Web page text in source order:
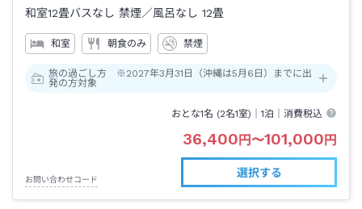
和室12畳バスなし 禁煙／風呂なし 12畳
和室 朝食のみ 禁煙
旅の過ごし方 ※2027年3月31日（沖縄は5月6日）までに出
発の方対象
おとな1名 (2名1室)｜1泊 ｜消費税込
36,400 円 〜101,000 円
お問い合わせコード
選択する